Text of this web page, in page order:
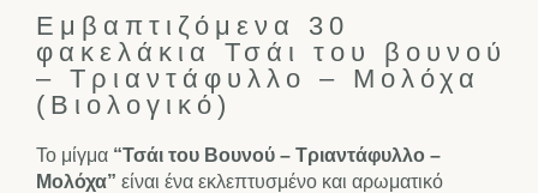
Εμβαπτιζόμενα 30
φακελάκια Τσάι του βουνού
– Τριαντάφυλλο – Μολόχα
(Βιολογικό)
Το μίγμα “Τσάι του Βουνού – Τριαντάφυλλο –
Μολόχα” είναι ένα εκλεπτυσμένο και αρωματικό